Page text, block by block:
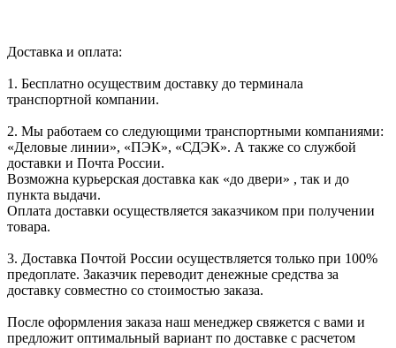
Доставка и оплата:
1. Бесплатно осуществим доставку до терминала
транспортной компании.
2. Мы работаем со следующими транспортными компаниями:
«Деловые линии», «ПЭК», «СДЭК». А также со службой
доставки и Почта России.
Возможна курьерская доставка как «до двери» , так и до
пункта выдачи.
Оплата доставки осуществляется заказчиком при получении
товара.
3. Доставка Почтой России осуществляется только при 100%
предоплате. Заказчик переводит денежные средства за
доставку совместно со стоимостью заказа.
После оформления заказа наш менеджер свяжется с вами и
предложит оптимальный вариант по доставке с расчетом